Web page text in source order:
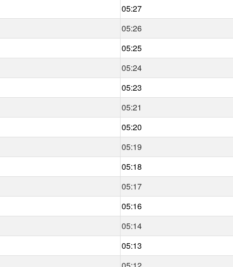
05:27
05:26
05:25
05:24
05:23
05:21
05:20
05:19
05:18
05:17
05:16
05:14
05:13